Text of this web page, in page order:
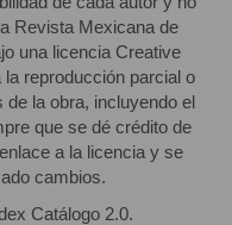
Revista Mexicana de
una licencia Creative
reproducción parcial o
la obra, incluyendo el
que se dé crédito de
a la licencia y se
cambios.
Catálogo 2.0.